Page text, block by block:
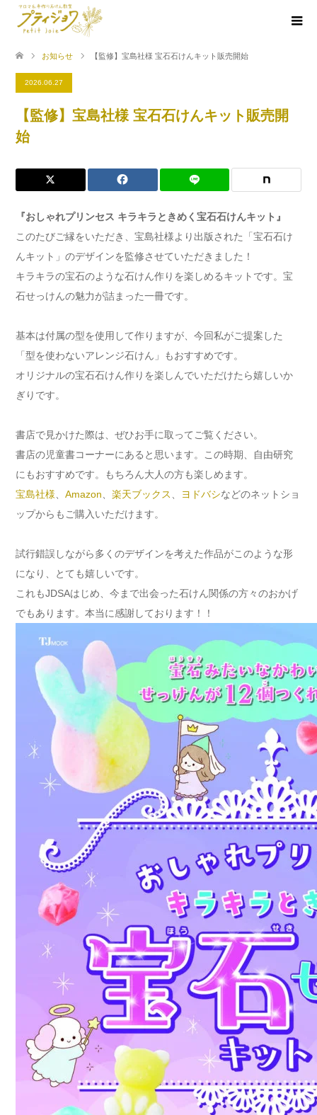
お知らせ 【監修】宝島社様 宝石石けんキット販売開始
2026.06.27
【監修】宝島社様 宝石石けんキット販売開
始
『おしゃれプリンセス キラキラときめく宝石石けんキット』
このたびご縁をいただき、宝島社様より出版された「宝石石け
んキット」のデザインを監修させていただきました！
キラキラの宝石のような石けん作りを楽しめるキットです。宝
石せっけんの魅力が詰まった一冊です。
基本は付属の型を使用して作りますが、今回私がご提案した
「型を使わないアレンジ石けん」もおすすめです。
オリジナルの宝石石けん作りを楽しんでいただけたら嬉しいか
ぎりです。
書店で見かけた際は、ぜひお手に取ってご覧ください。
書店の児童書コーナーにあると思います。この時期、自由研究
にもおすすめです。もちろん大人の方も楽しめます。
宝島社様
Amazon 楽天ブックス ヨドバシなどのネットショ
ップからもご購入いただけます。
試行錯誤しながら多くのデザインを考えた作品がこのような形
になり、とても嬉しいです。
これもJDSAはじめ、今まで出会った石けん関係の方々のおかげ
でもあります。本当に感謝しております！！